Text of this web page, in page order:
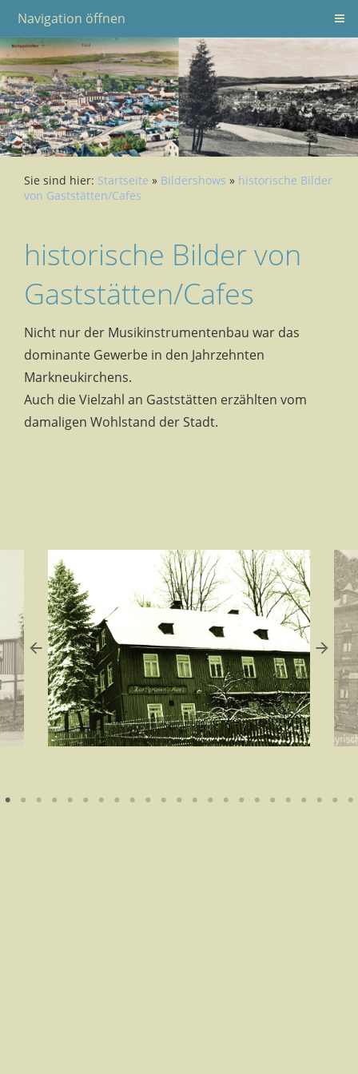
Navigation öffnen
Sie sind hier: Startseite » Bildershows » historische Bilder
von Gaststätten/Cafes
historische Bilder von
Gaststätten/Cafes
Nicht nur der Musikinstrumentenbau war das
dominante Gewerbe in den Jahrzehnten
Markneukirchens.
Auch die Vielzahl an Gaststätten erzählten vom
damaligen Wohlstand der Stadt.